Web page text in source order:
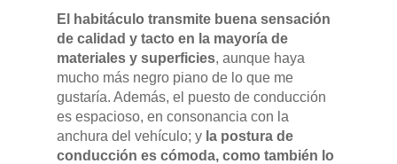
El habitáculo transmite buena sensación
de calidad y tacto en la mayoría de
materiales y superficies, aunque haya
mucho más negro piano de lo que me
gustaría. Además, el puesto de conducción
es espacioso, en consonancia con la
anchura del vehículo; y la postura de
conducción es cómoda, como también lo